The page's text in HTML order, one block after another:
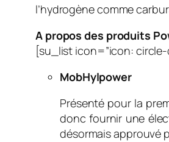
l’hydrogène comme
A propos des produits
[su_list icon=”icon:
MobHylpower
Présenté pour la
donc fournir une
désormais approuvé